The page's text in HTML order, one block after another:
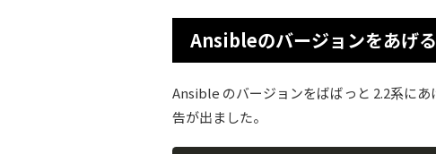
Ansibleのバージョンをあげ
Ansible のバージョンをばばっと 2.2系に
告が出ました。